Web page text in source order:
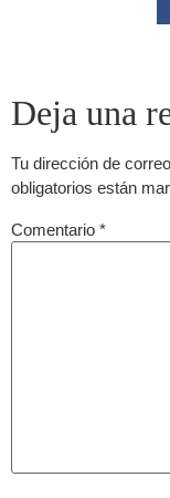
Deja una
Tu dirección de
obligatorios están
Comentario *